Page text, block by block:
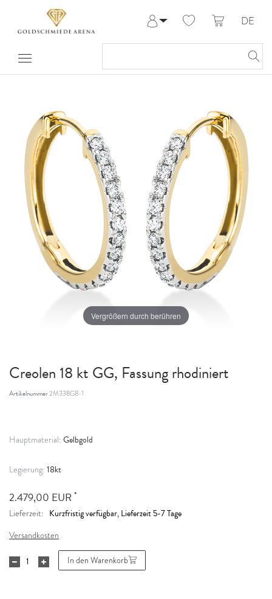
Meine Bestellungen
DE
Vergrößern durch berühren
Creolen 18 kt GG, Fassung rhodiniert
Artikelnummer2M338G8-1
Hauptmaterial: Gelbgold
Legierung: 18kt
2.479,00 EUR *
Lieferzeit: Kurzfristig verfügbar, Lieferzeit 5-7 Tage
Versandkosten
In den Warenkorb